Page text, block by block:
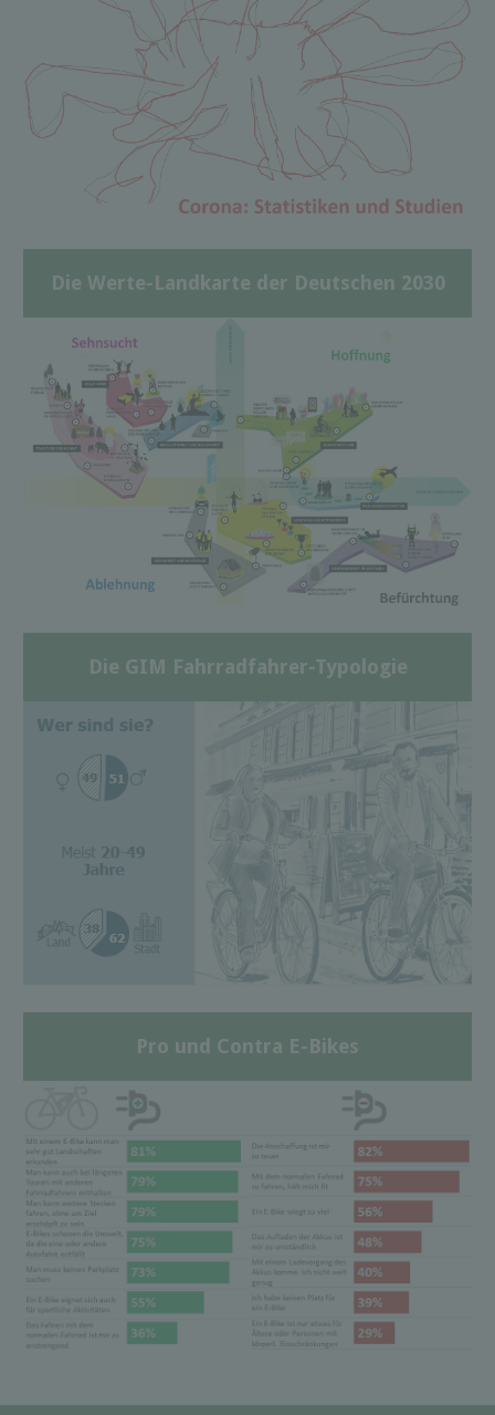
Die Werte-Landkarte der Deutschen 2030
Die GIM Fahrradfahrer-Typologie
Pro und Contra E-Bikes